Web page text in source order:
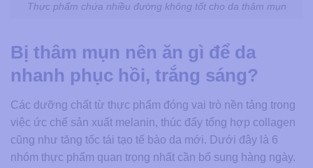
Thực phẩm chứa nhiều đường không tốt cho da thâm mụn
Bị thâm mụn nên ăn gì để da
nhanh phục hồi, trắng sáng?
Các dưỡng chất từ thực phẩm đóng vai trò nền tảng trong
việc ức chế sản xuất melanin, thúc đẩy tổng hợp collagen
cũng như tăng tốc tái tạo tế bào da mới. Dưới đây là 6
nhóm thực phẩm quan trọng nhất cần bổ sung hàng ngày.